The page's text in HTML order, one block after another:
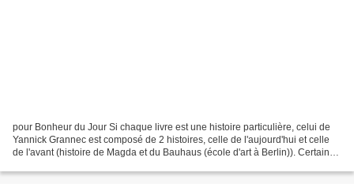
pour Bonheur du Jour Si chaque livre est une histoire particulière, celui de
Yannick Grannec est composé de 2 histoires, celle de l'aujourd'hui et celle
de l'avant (histoire de Magda et du Bauhaus (école d'art à Berlin)). Certains